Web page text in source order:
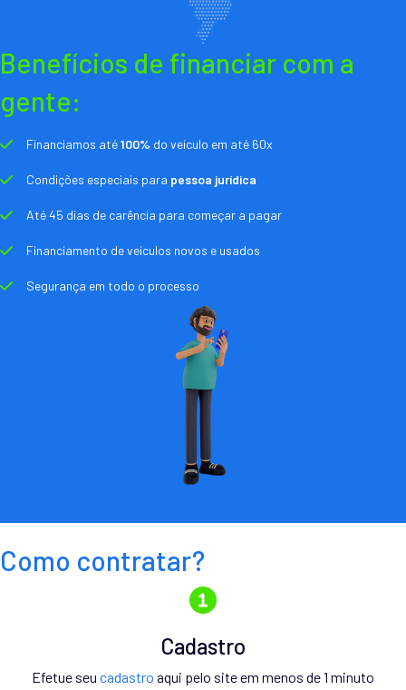
Benefícios de financiar com a
gente:
Financiamos até100% do veículo em até 60x
Condições especiais para pessoa jurídica
Até 45 dias de carência para começar a pagar
Financiamento de veículos novos e usados
Segurança em todo o processo
Como contratar?
Cadastro
Efetue seu cadastro aqui pelo site em menos de 1 minuto